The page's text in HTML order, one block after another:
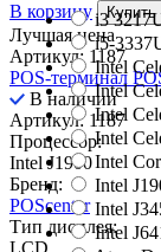
i3
i5-
Intel
Intel
Intel
Intel
Intel
Intel
Intel
Intel
В корзину
Купить
Лучшая цена
Артикул: 1187
POS-терминал
В наличии
Артикул: 1187
Процессор:
Intel J1900
Бренд:
POScenter
Тип дисплея: